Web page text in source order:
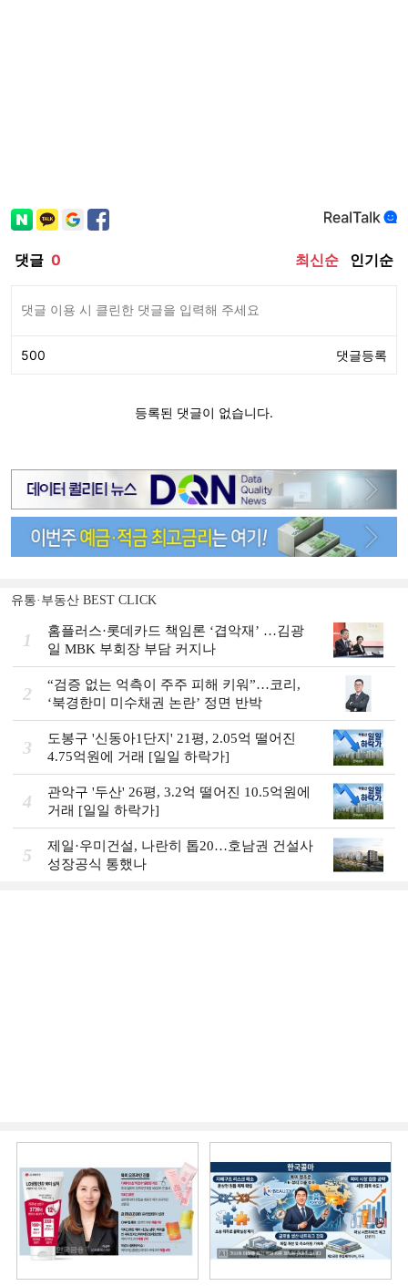
유통·부동산 BEST CLICK
1
홈플러스·롯데카드 책임론 ‘겹악재’ …김광
일 MBK 부회장 부담 커지나
2
“검증 없는 억측이 주주 피해 키워”…코리,
‘북경한미 미수채권 논란’ 정면 반박
3
도봉구 '신동아1단지' 21평, 2.05억 떨어진
4.75억원에 거래 [일일 하락가]
4
관악구 '두산' 26평, 3.2억 떨어진 10.5억원에
거래 [일일 하락가]
5
제일·우미건설, 나란히 톱20…호남권 건설사
성장공식 통했나